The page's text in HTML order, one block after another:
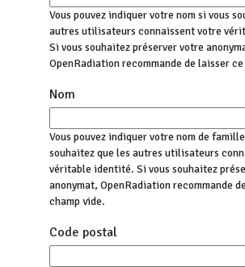
Vous pouvez indiquer votre nom si vous
autres utilisateurs connaissent votre
Si vous souhaitez préserver votre
OpenRadiation recommande de laisser
Nom
Vous pouvez indiquer votre nom de
souhaitez que les autres utilisateurs
véritable identité. Si vous souhaitez
anonymat, OpenRadiation recommande
champ vide.
Code postal